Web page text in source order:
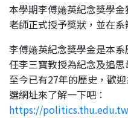
本學期李傅婘英紀念獎學
老師正式授予獎狀，並在系
李傅婘英紀念獎學金是本
任李三寶教授為紀念及追
至今已有27年的歷史，歡
選網址來了解一下吧：
https://